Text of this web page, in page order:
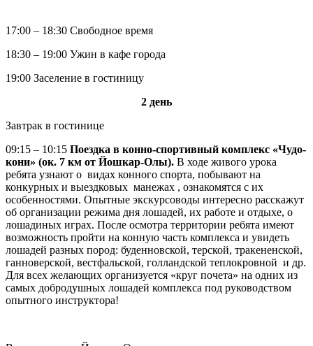
17:00 – 18:30 Свободное время
18:30 – 19:00 Ужин в кафе города
19:00 Заселение в гостиницу
2 день
Завтрак в гостинице
09:15 – 10:15 Поездка в конно-спортивный комплекс «Чудо-
кони» (ок. 7 км от Йошкар-Олы). В ходе живого урока
ребята узнают о видах конного спорта, побывают на
конкурных и выездковых манежах , ознакомятся с их
особенностями. Опытные экскурсоводы интересно расскажут
об организации режима дня лошадей, их работе и отдыхе, о
лошадиных играх. После осмотра территории ребята имеют
возможность пройти на конную часть комплекса и увидеть
лошадей разных пород: буденновской, терской, тракененской,
ганноверской, вестфальской, голландской теплокровной и др.
Для всех желающих организуется «круг почета» на одних из
самых добродушных лошадей комплекса под руководством
опытного инструктора!